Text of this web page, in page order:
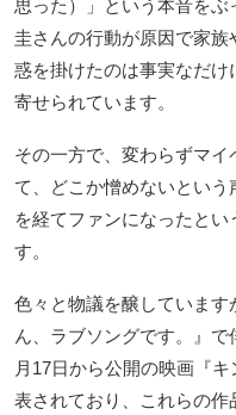
思った）」という本音を
圭さんの行動が原因で家
惑を掛けたのは事実なだ
寄せられています。
その一方で、変わらずマ
て、どこか憎めないとい
を経てファンになったと
す。
色々と物議を醸しています
ん、ラブソングです。』
月17日から公開の映画『
表されており、これらの